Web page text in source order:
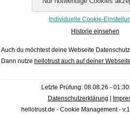
Individuelle Cookie-
Historie einsehen
Auch du möchtest deine Webseite
Dann nutze hellotrust auch auf deiner
Letzte Prüfung: 08.08.26 -
Datenschutzerklärung
hellotrust.de - Cookie Management -